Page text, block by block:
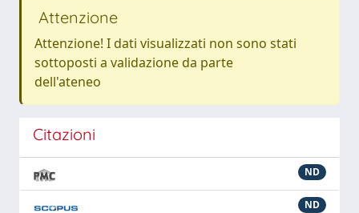
Attenzione
Attenzione! I dati visualizzati non sono stati
sottoposti a validazione da parte
dell'ateneo
Citazioni
ND
ND